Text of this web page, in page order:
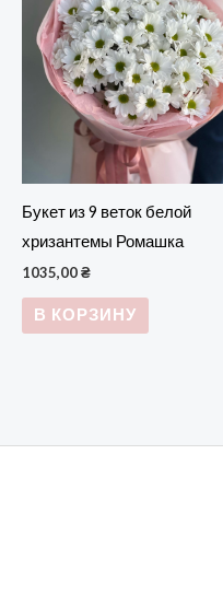
Букет из 9 веток белой
хризантемы Ромашка
1035,00₴
В КОРЗИНУ